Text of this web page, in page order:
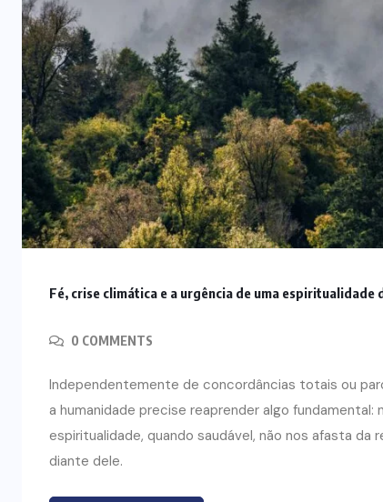
Fé, crise climática e a urgência de uma espiritualidade
0 COMMENTS
Independentemente de concordâncias totais ou
a humanidade precise reaprender algo
espiritualidade, quando saudável, não nos afasta
diante dele.
TRANSFORMADOR NASCE
DENTRO DE NÓS – PRISCILLA
REIS RIBEIRO